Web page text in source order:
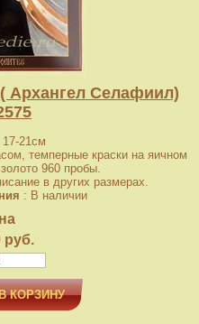
Архангел Селафиил)
21см
темперные краски на яичном
960 пробы.
в других размерах.
: В наличии
руб.
КОРЗИНУ